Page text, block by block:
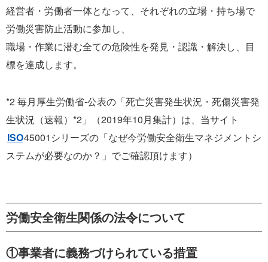
経営者・労働者一体となって、それぞれの立場・持ち場で
労働災害防止活動に参加し、
職場・作業に潜む全ての危険性を発見・認識・解決し、目
標を達成します。
*2 毎月厚生労働省-公表の「死亡災害発生状況・死傷災害発
生状況（速報）*2」（2019年10月集計）は、当サイト
ISO45001シリーズの「なぜ今労働安全衛生マネジメントシ
ステムが必要なのか？」でご確認頂けます）
労働安全衛生関係の法令について
①事業者に義務づけられている措置